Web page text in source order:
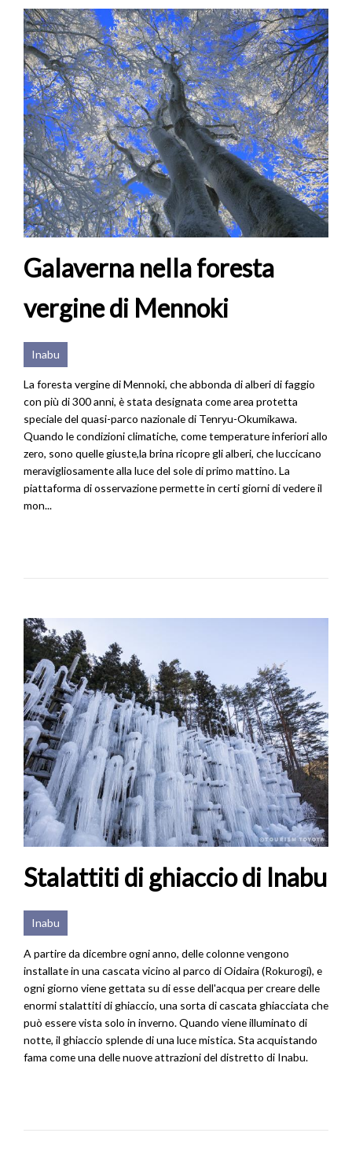
Galaverna nella foresta
vergine di Mennoki
Inabu
La foresta vergine di Mennoki, che abbonda di alberi di faggio
con più di 300 anni, è stata designata come area protetta
speciale del quasi-parco nazionale di Tenryu-Okumikawa.
Quando le condizioni climatiche, come temperature inferiori allo
zero, sono quelle giuste,la brina ricopre gli alberi, che luccicano
meravigliosamente alla luce del sole di primo mattino. La
piattaforma di osservazione permette in certi giorni di vedere il
mon...
Stalattiti di ghiaccio di Inabu
Inabu
A partire da dicembre ogni anno, delle colonne vengono
installate in una cascata vicino al parco di Oidaira (Rokurogi), e
ogni giorno viene gettata su di esse dell'acqua per creare delle
enormi stalattiti di ghiaccio, una sorta di cascata ghiacciata che
può essere vista solo in inverno. Quando viene illuminato di
notte, il ghiaccio splende di una luce mistica. Sta acquistando
fama come una delle nuove attrazioni del distretto di Inabu.